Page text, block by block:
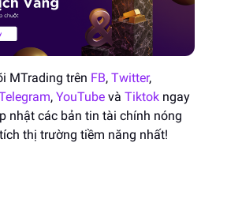
MTrading trên FB, Twitter,
, YouTube và Tiktok ngay
nhật các bản tin tài chính nóng
thị trường tiềm năng nhất!